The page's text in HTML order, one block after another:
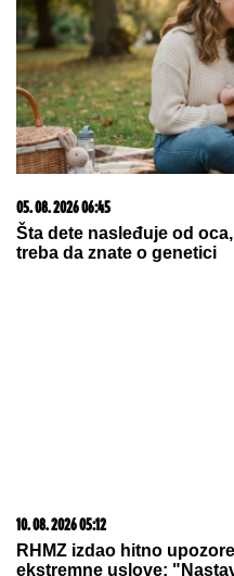
REGISTRUJ SE UZ
1500 BESPLATNIH